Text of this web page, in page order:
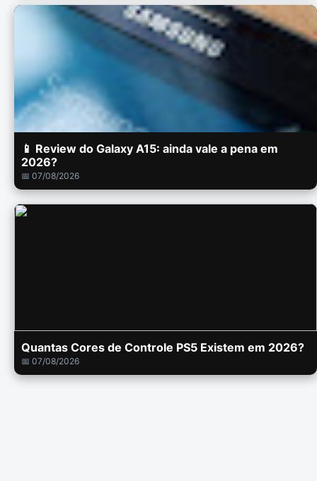
📱 Review do Galaxy A15: ainda vale a pena em
2026?
📅 07/08/2026
Quantas Cores de Controle PS5 Existem em 2026?
📅 07/08/2026